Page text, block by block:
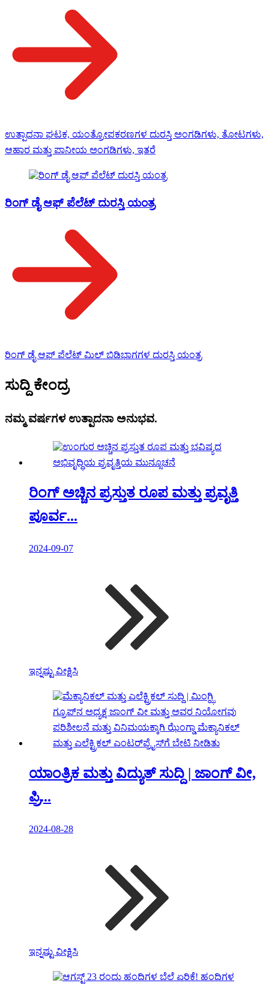
ಉತ್ಪಾದನಾ ಘಟಕ, ಯಂತ್ರೋಪಕರಣಗಳ ದುರಸ್ತಿ ಅಂಗಡಿಗಳು, ತೋಟಗಳು,
ಆಹಾರ ಮತ್ತು ಪಾನೀಯ ಅಂಗಡಿಗಳು, ಇತರೆ
ರಿಂಗ್ ಡೈ ಆಫ್ ಪೆಲೆಟ್ ದುರಸ್ತಿ ಯಂತ್ರ
ರಿಂಗ್ ಡೈ ಆಫ್ ಪೆಲೆಟ್ ಮಿಲ್ ಬಿಡಿಭಾಗಗಳ ದುರಸ್ತಿ ಯಂತ್ರ
ಸುದ್ದಿ ಕೇಂದ್ರ
ನಮ್ಮ ವರ್ಷಗಳ ಉತ್ಪಾದನಾ ಅನುಭವ.
ರಿಂಗ್ ಅಚ್ಚಿನ ಪ್ರಸ್ತುತ ರೂಪ ಮತ್ತು ಪ್ರವೃತ್ತಿ
ಪೂರ್ವ...
2024-09-07
ಇನ್ನಷ್ಟು ವೀಕ್ಷಿಸಿ
ಯಾಂತ್ರಿಕ ಮತ್ತು ವಿದ್ಯುತ್ ಸುದ್ದಿ | ಜಾಂಗ್ ವೀ,
ಪ್ರಿ...
2024-08-28
ಇನ್ನಷ್ಟು ವೀಕ್ಷಿಸಿ